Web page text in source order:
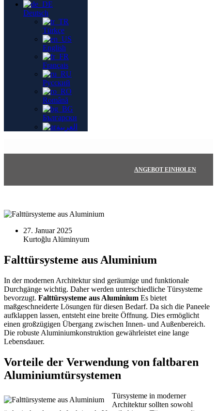
Deutsch
Türkçe
English
Français
Русский
Română
Български
العربية
ANGEBOT EINHOLEN
27. Januar 2025
Falttürsysteme aus Aluminium
In der modernen Architektur sind geräumige und funktionale
Durchgänge wichtig. Daher werden unterschiedliche Türsysteme
bevorzugt. Falttürsysteme aus Aluminium Es bietet
maßgeschneiderte Lösungen für diesen Bedarf. Da sich die Paneele
aufklappen lassen, entsteht eine breite Öffnung. Dies ermöglicht
einen großzügigen Übergang zwischen Innen- und Außenbereich.
Die robuste Aluminiumkonstruktion gewährleistet eine lange
Lebensdauer.
Vorteile der Verwendung von faltbaren
Aluminiumtürsystemen
Türsysteme in moderner
Architektur sollten sowohl